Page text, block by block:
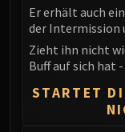
Er erhält auch
der Intermission
Zieht ihn nicht
Buff auf sich hat
STARTET